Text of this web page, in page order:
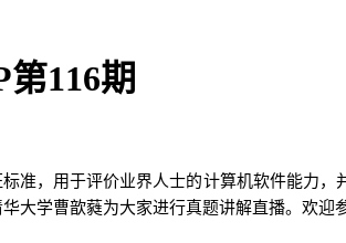
116期
准，用于评价业界人士的计算机软件能力，
大学曹歆蕤为大家进行真题讲解直播。欢迎